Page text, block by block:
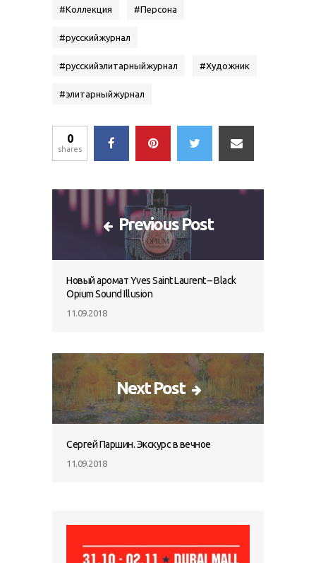
#Коллекция #Персона
#русскийжурнал
#русскийэлитарныйжурнал #Художник
#элитарныйжурнал
0
shares
Previous Post
Новый аромат Yves Saint Laurent – Black
Opium Sound Illusion
11.09.2018
Next Post
Сергей Паршин. Экскурс в вечное
11.09.2018